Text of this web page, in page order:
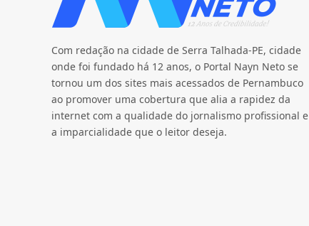
Com redação na cidade de Serra Talhada-PE, cidade
onde foi fundado há 12 anos, o Portal Nayn Neto se
tornou um dos sites mais acessados de Pernambuco
ao promover uma cobertura que alia a rapidez da
internet com a qualidade do jornalismo profissional e
a imparcialidade que o leitor deseja.